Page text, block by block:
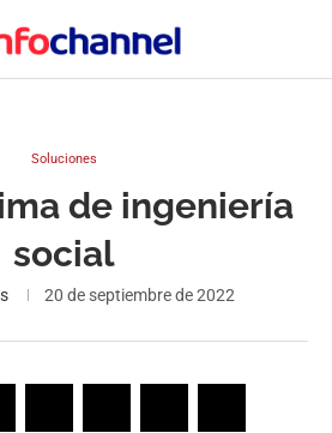
Soluciones
de ingeniería
social
20 de septiembre de 2022